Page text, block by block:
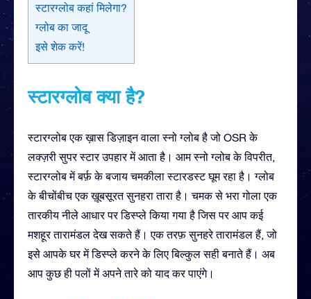
स्टारग्लोब कहां मिलेगा?
ग्लोब का जादू
इसे शेक करें!
स्टारग्लोब क्या है?
स्टारग्लोब एक ख़ास डिज़ाइन वाला स्नो ग्लोब है जो OSR के
लक्ज़री सुपर स्टार उपहार में आता है। आम स्नो ग्लोब के विपरीत,
स्टारग्लोब में बर्फ़ के बजाय चमकीला स्टारडस्ट घूम रहा है। ग्लोब
के बीचोंबीच एक ख़ूबसूरत सुनहरा तारा है। चमक से भरा गोला एक
तारकीय नीले आधार पर डिस्प्ले किया गया है जिस पर आप कई
मशहूर तारामंडल देख सकते हैं। एक तरफ़ सुनहरे तारामंडल हैं, जो
इसे आपके घर में डिस्प्ले करने के लिए बिल्कुल सही बनाते हैं। अब
आप कुछ ही पलों में अपने तारे को याद कर पाएंगे।